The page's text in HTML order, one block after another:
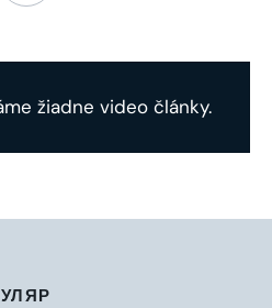
žiadne video články.